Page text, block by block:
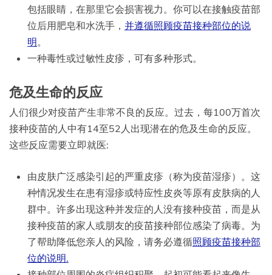
包括眼睛，在那里它会损害视力。你可以在接触疫苗部
位后用肥皂和水洗手， 并遵循照顾疫苗接种部位的说
明。
一种毒性或过敏性皮疹，可有多种形式。
危及生命的反应
人们很少对疫苗产生非常不良的反应。过去，每100万首次
接种疫苗的人中有14至52人出现潜在的危及生命的反应。
这些反应需要立即就医:
由皮肤广泛感染引起的严重皮疹（称为疫苗湿疹）。这
种情况发生在患有湿疹或特应性皮炎等原有皮肤病的人
群中。许多出现这种并发症的人没有接种疫苗，而是从
接种疫苗的家人或朋友的疫苗接种部位感染了病毒。为
了帮助降低您亲人的风险，请务必遵循照顾疫苗接种部
位的说明.